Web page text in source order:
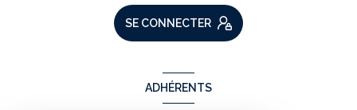
SE CONNECTER
ADHÉRENTS